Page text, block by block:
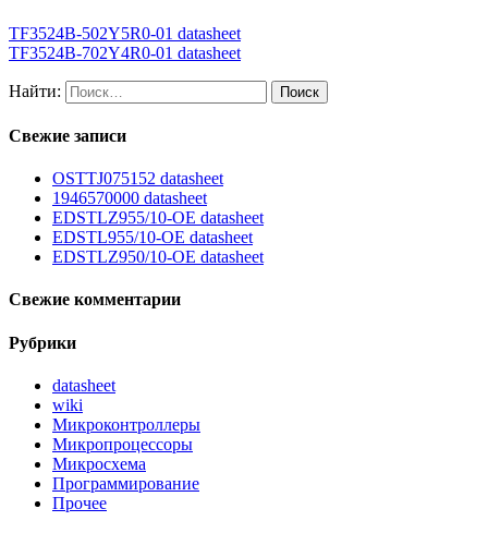
TF3524B-502Y5R0-01 datasheet
TF3524B-702Y4R0-01 datasheet
Найти:
Свежие записи
OSTTJ075152 datasheet
1946570000 datasheet
EDSTLZ955/10-OE datasheet
EDSTL955/10-OE datasheet
EDSTLZ950/10-OE datasheet
Свежие комментарии
Рубрики
datasheet
wiki
Микроконтроллеры
Микропроцессоры
Микросхема
Программирование
Прочее